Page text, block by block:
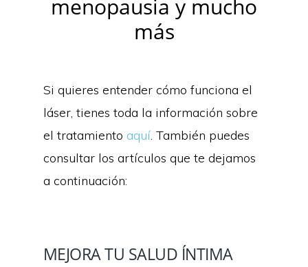
menopausia y mucho
más
Si quieres entender cómo funciona el
láser, tienes toda la información sobre
el tratamiento aquí. También puedes
consultar los artículos que te dejamos
a continuación:
MEJORA TU SALUD ÍNTIMA